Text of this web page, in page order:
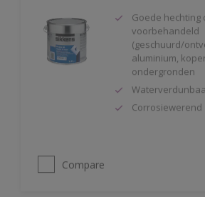
(geschuurd/
aluminium,
ondergronden
Corrosiewerend